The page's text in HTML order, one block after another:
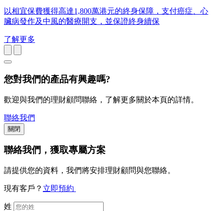
以相宜保費獲得高達1,800萬港元的終身保障，支付癌症、心
臟病發作及中風的醫療開支，並保證終身續保
了解更多
您對我們的產品有興趣嗎?
歡迎與我們的理財顧問聯絡，了解更多關於本頁的詳情。
聯絡我們
關閉
聯絡我們 ，獲取專屬方案
請提供您的資料，我們將安排理財顧問與您聯絡。
現有客戶？ 立即預約
姓